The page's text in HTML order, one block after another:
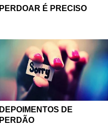
PERDOAR É PRECISO
DEPOIMENTOS DE
PERDÃO